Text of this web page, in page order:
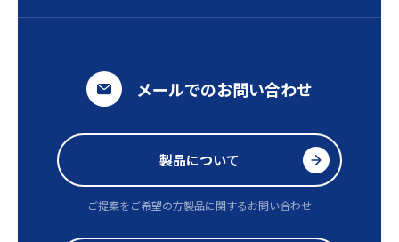
メールでのお問い合わせ
製品について
ご提案をご希望の方製品に関するお問い合わせ